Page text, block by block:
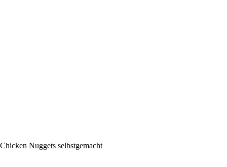
Chicken Nuggets selbstgemacht